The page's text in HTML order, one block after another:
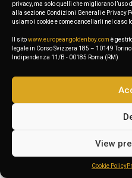
privacy, ma solo quelli che migliorano
alla sezione Condizioni Generali e Privacy
usiamo i cookie e come cancellarli nel caso
Il sitowww.europeangoldenboy.com è
legale in Corso Svizzera 185 – 10149
Indipendenza 11/B - 00185 Roma (RM)
View
Cookie Policy